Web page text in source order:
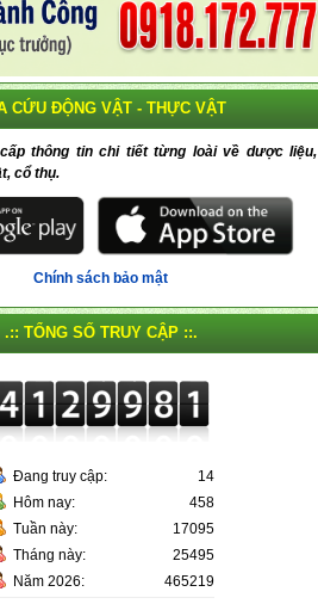
CỨU ĐỘNG VẬT - THỰC VẬT
thông tin chi tiết từng loài về dược liệu,
cổ thụ.
Chính sách bảo mật
.:: TỔNG SỐ TRUY CẬP ::.
Đang truy cập:
14
Hôm nay:
458
Tuần này:
17095
Tháng này:
25495
Năm 2026:
465219